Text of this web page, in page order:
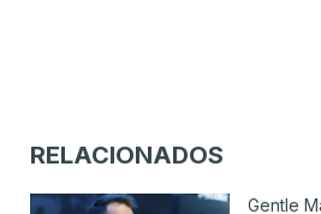
RELACIONADOS
Gentle